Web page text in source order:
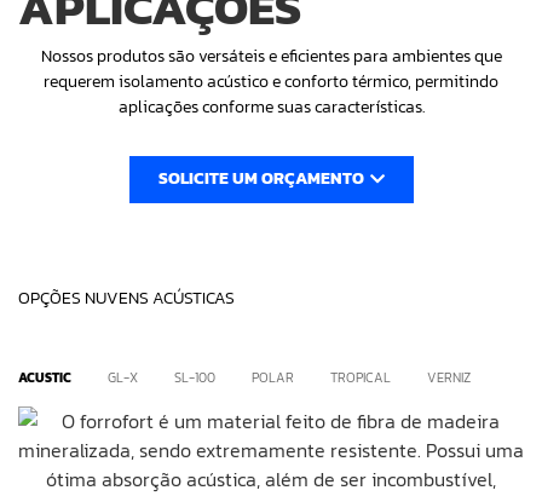
Nossos produtos são versáteis e eficientes para ambientes que
requerem isolamento acústico e conforto térmico, permitindo
aplicações conforme suas características.
SOLICITE UM ORÇAMENTO
OPÇÕES NUVENS ACÚSTICAS
ACUSTIC GL-X SL-100 POLAR TROPICAL VERNIZ